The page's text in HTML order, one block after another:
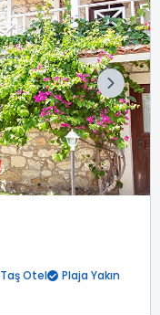
Taş Otel
Plaja Yakın